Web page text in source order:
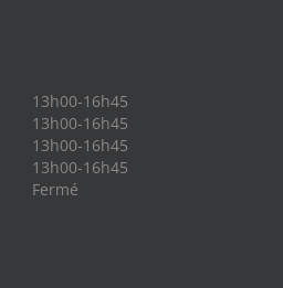
13h00-16h45
13h00-16h45
13h00-16h45
13h00-16h45
Fermé